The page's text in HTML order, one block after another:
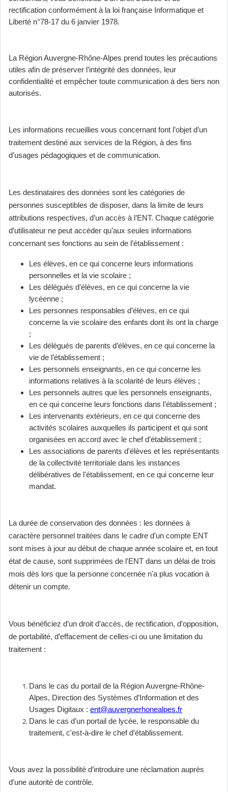
rectification conformément à la loi française Informatique et
Liberté n°78-17 du 6 janvier 1978.
La Région Auvergne-Rhône-Alpes prend toutes les précautions
utiles afin de préserver l’intégrité des données, leur
confidentialité et empêcher toute communication à des tiers non
autorisés.
Les informations recueillies vous concernant font l’objet d’un
traitement destiné aux services de la Région, à des fins
d’usages pédagogiques et de communication.
Les destinataires des données sont les catégories de
personnes susceptibles de disposer, dans la limite de leurs
attributions respectives, d’un accès à l’ENT. Chaque catégorie
d’utilisateur ne peut accéder qu’aux seules informations
concernant ses fonctions au sein de l’établissement :
Les élèves, en ce qui concerne leurs informations
personnelles et la vie scolaire ;
Les délégués d’élèves, en ce qui concerne la vie
lycéenne ;
Les personnes responsables d’élèves, en ce qui
concerne la vie scolaire des enfants dont ils ont la charge
;
Les délégués de parents d’élèves, en ce qui concerne la
vie de l’établissement ;
Les personnels enseignants, en ce qui concerne les
informations relatives à la scolarité de leurs élèves ;
Les personnels autres que les personnels enseignants,
en ce qui concerne leurs fonctions dans l’établissement ;
Les intervenants extérieurs, en ce qui concerne des
activités scolaires auxquelles ils participent et qui sont
organisées en accord avec le chef d’établissement ;
Les associations de parents d'élèves et les représentants
de la collectivité territoriale dans les instances
délibératives de l'établissement, en ce qui concerne leur
mandat.
La durée de conservation des données : les données à
caractère personnel traitées dans le cadre d'un compte ENT
sont mises à jour au début de chaque année scolaire et, en tout
état de cause, sont supprimées de l'ENT dans un délai de trois
mois dès lors que la personne concernée n'a plus vocation à
détenir un compte.
Vous bénéficiez d’un droit d’accès, de rectification, d’opposition,
de portabilité, d’effacement de celles-ci ou une limitation du
traitement :
Dans le cas du portail de la Région Auvergne-Rhône-
Alpes, Direction des Systèmes d’Information et des
Usages Digitaux : ent@auvergnerhonealpes.fr
Dans le cas d’un portail de lycée, le responsable du
traitement, c'est-à-dire le chef d’établissement.
Vous avez la possibilité d’introduire une réclamation auprès
d’une autorité de contrôle.